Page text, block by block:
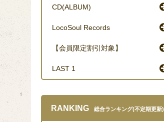
CD(ALBUM)
LocoSoul Records
【会員限定割引対象】
LAST 1
RANKING 総合ランキング(不定期更新)